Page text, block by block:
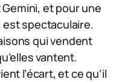
et pour une
est spectaculaire.
qui vendent
vantent.
l’écart, et ce qu’il